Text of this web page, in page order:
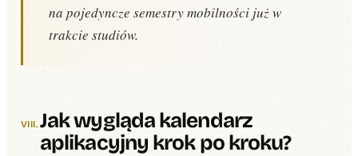
na pojedyncze semestry mobilności już w
trakcie studiów.
Jak wygląda kalendarz
aplikacyjny krok po kroku?